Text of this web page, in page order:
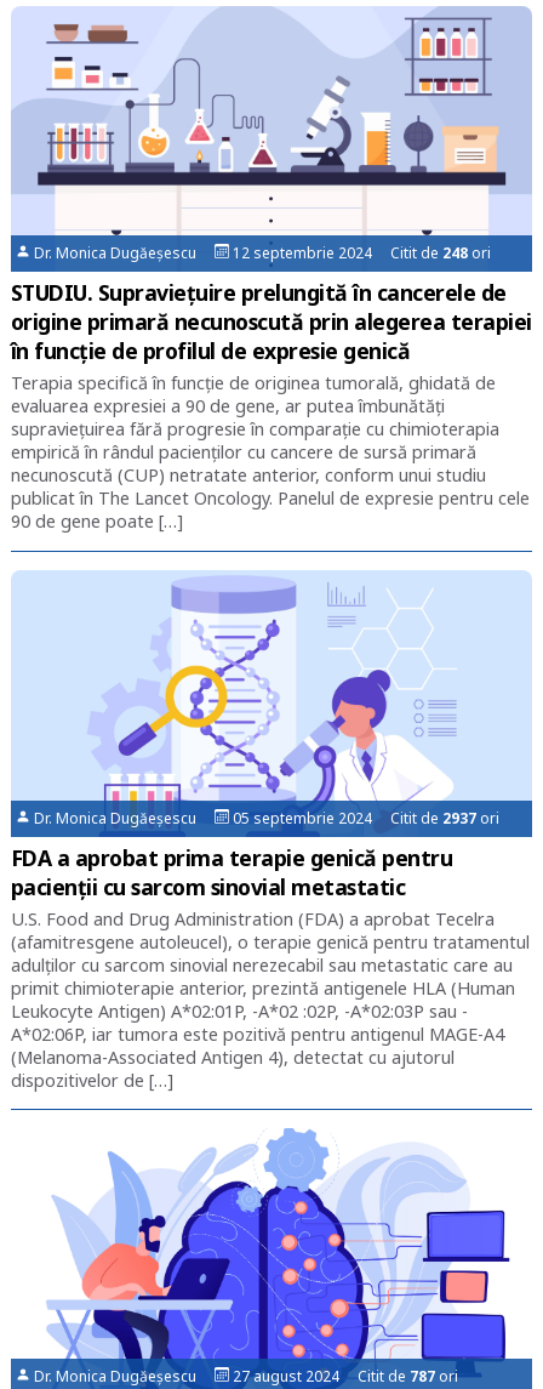
Dr. Monica Dugăeșescu 12 septembrie 2024 Citit de 248 ori
STUDIU. Supraviețuire prelungită în cancerele de
origine primară necunoscută prin alegerea terapiei
în funcție de profilul de expresie genică
Terapia specifică în funcţie de originea tumorală, ghidată de
evaluarea expresiei a 90 de gene, ar putea îmbunătăți
supraviețuirea fără progresie în comparație cu chimioterapia
empirică în rândul pacienților cu cancere de sursă primară
necunoscută (CUP) netratate anterior, conform unui studiu
publicat în The Lancet Oncology. Panelul de expresie pentru cele
90 de gene poate […]
Dr. Monica Dugăeșescu 05 septembrie 2024 Citit de 2937 ori
FDA a aprobat prima terapie genică pentru
pacienţii cu sarcom sinovial metastatic
U.S. Food and Drug Administration (FDA) a aprobat Tecelra
(afamitresgene autoleucel), o terapie genică pentru tratamentul
adulților cu sarcom sinovial nerezecabil sau metastatic care au
primit chimioterapie anterior, prezintă antigenele HLA (Human
Leukocyte Antigen) A*02:01P, -A*02 :02P, -A*02:03P sau -
A*02:06P, iar tumora este pozitivă pentru antigenul MAGE-A4
(Melanoma-Associated Antigen 4), detectat cu ajutorul
dispozitivelor de […]
Dr. Monica Dugăeșescu 27 august 2024 Citit de 787 ori